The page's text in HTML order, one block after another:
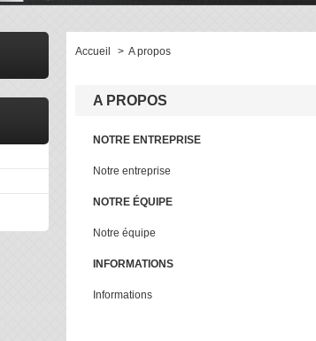
Accueil > A propos
A PROPOS
NOTRE ENTREPRISE
Notre entreprise
NOTRE ÉQUIPE
Notre équipe
INFORMATIONS
Informations